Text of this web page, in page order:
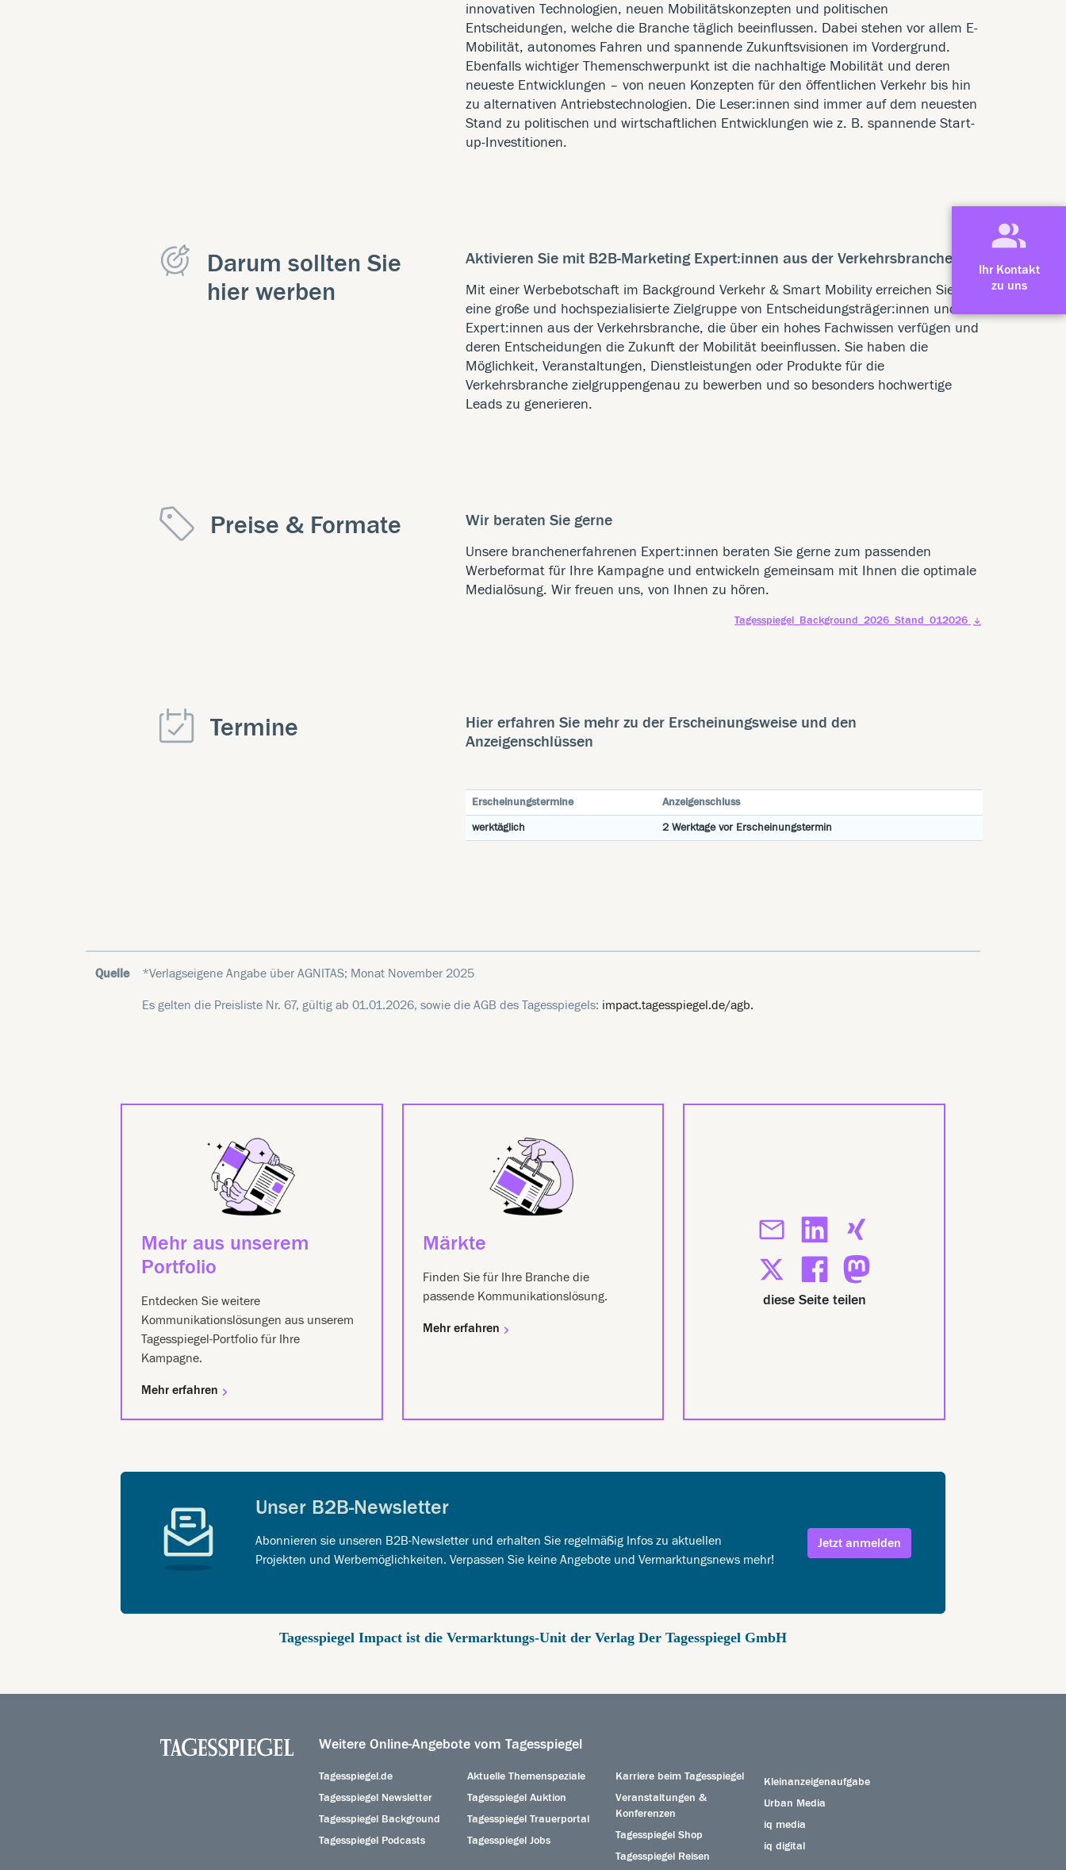
Ihr Kontakt
zu uns
innovativen Technologien, neuen Mobilitätskonzepten und politischen
Entscheidungen, welche die Branche täglich beeinflussen. Dabei stehen vor allem E-
Mobilität, autonomes Fahren und spannende Zukunftsvisionen im Vordergrund.
Ebenfalls wichtiger Themenschwerpunkt ist die nachhaltige Mobilität und deren
neueste Entwicklungen – von neuen Konzepten für den öffentlichen Verkehr bis hin
zu alternativen Antriebstechnologien. Die Leser:innen sind immer auf dem neuesten
Stand zu politischen und wirtschaftlichen Entwicklungen wie z. B. spannende Start-
up-Investitionen.
Darum sollten Sie
hier werben
Aktivieren Sie mit B2B-Marketing Expert:innen aus der Verkehrsbranche
Mit einer Werbebotschaft im Background Verkehr & Smart Mobility erreichen Sie
eine große und hochspezialisierte Zielgruppe von Entscheidungsträger:innen und
Expert:innen aus der Verkehrsbranche, die über ein hohes Fachwissen verfügen und
deren Entscheidungen die Zukunft der Mobilität beeinflussen. Sie haben die
Möglichkeit, Veranstaltungen, Dienstleistungen oder Produkte für die
Verkehrsbranche zielgruppengenau zu bewerben und so besonders hochwertige
Leads zu generieren.
Preise & Formate Wir beraten Sie gerne
Unsere branchenerfahrenen Expert:innen beraten Sie gerne zum passenden
Werbeformat für Ihre Kampagne und entwickeln gemeinsam mit Ihnen die optimale
Medialösung. Wir freuen uns, von Ihnen zu hören.
Tagesspiegel_Background_2026_Stand_012026
Termine
Hier erfahren Sie mehr zu der Erscheinungsweise und den
Anzeigenschlüssen
Erscheinungstermine
Anzeigenschluss
werktäglich
2 Werktage vor Erscheinungstermin
Quelle *Verlagseigene Angabe über AGNITAS; Monat November 2025
Es gelten die Preisliste Nr. 67, gültig ab 01.01.2026, sowie die AGB des Tagesspiegels: impact.tagesspiegel.de/agb.
Mehr aus unserem
Portfolio
Entdecken Sie weitere
Kommunikationslösungen aus unserem
Tagesspiegel-Portfolio für Ihre
Kampagne.
Mehr erfahren
Märkte
Finden Sie für Ihre Branche die
passende Kommunikationslösung.
Mehr erfahren
diese Seite teilen
Unser B2B-Newsletter
Abonnieren sie unseren B2B-Newsletter und erhalten Sie regelmäßig Infos zu aktuellen
Projekten und Werbemöglichkeiten. Verpassen Sie keine Angebote und Vermarktungsnews mehr!
Jetzt anmelden
Tagesspiegel Impact ist die Vermarktungs-Unit der Verlag Der Tagesspiegel GmbH
Weitere Online-Angebote vom Tagesspiegel
Tagesspiegel.de
Tagesspiegel Newsletter
Tagesspiegel Background
Tagesspiegel Podcasts
Aktuelle Themenspeziale
Tagesspiegel Auktion
Tagesspiegel Trauerportal
Tagesspiegel Jobs
Karriere beim Tagesspiegel
Veranstaltungen &
Konferenzen
Tagesspiegel Shop
Tagesspiegel Reisen
Kleinanzeigenaufgabe
Urban Media
iq media
iq digital